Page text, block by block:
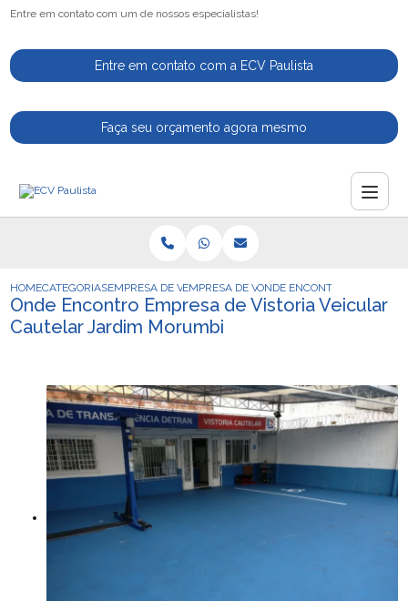
Entre em contato com um de nossos especialistas!
Entre em contato com a ECV Paulista
Faça seu orçamento agora mesmo
HOMECATEGORIASEMPRESA DE VISTORIA VEICULAR
EMPRESA DE VISTORIA VEICULAR
ONDE ENCONTRO
Onde Encontro Empresa de Vistoria Veicular
Cautelar Jardim Morumbi